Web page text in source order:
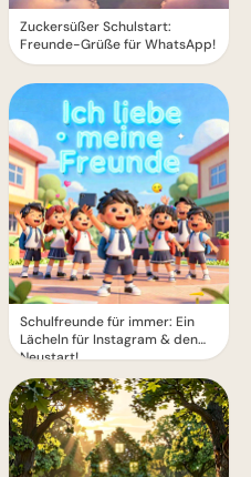
Zuckersüßer Schulstart:
Freunde-Grüße für WhatsApp!
Schulfreunde für immer: Ein
Lächeln für Instagram & den
Neustart!